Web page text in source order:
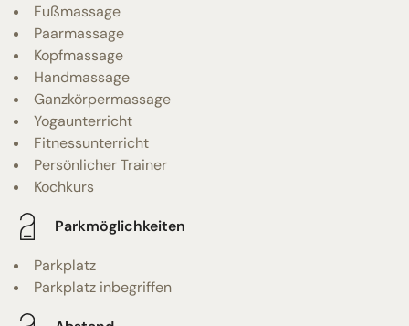
Fußmassage
Paarmassage
Kopfmassage
Handmassage
Ganzkörpermassage
Yogaunterricht
Fitnessunterricht
Persönlicher Trainer
Kochkurs
Parkmöglichkeiten
Parkplatz
Parkplatz inbegriffen